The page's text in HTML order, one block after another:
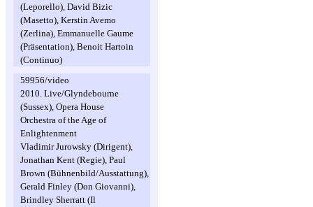
(Leporello), David Bizic
(Masetto), Kerstin Avemo
(Zerlina), Emmanuelle Gaume
(Präsentation), Benoit Hartoin
(Continuo)
59956/video
2010. Live/Glyndebourne
(Sussex), Opera House
Orchestra of the Age of
Enlightenment
Vladimir Jurowsky (Dirigent),
Jonathan Kent (Regie), Paul
Brown (Bühnenbild/Ausstattung),
Gerald Finley (Don Giovanni),
Brindley Sherratt (Il